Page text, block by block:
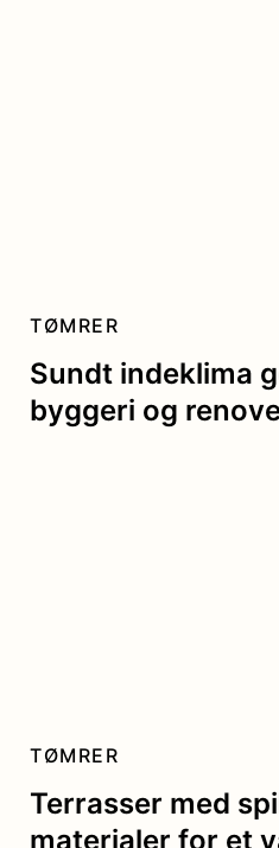
Sundt indeklima
byggeri og
TØMRER
Terrasser med
materialer for et
TØMRER